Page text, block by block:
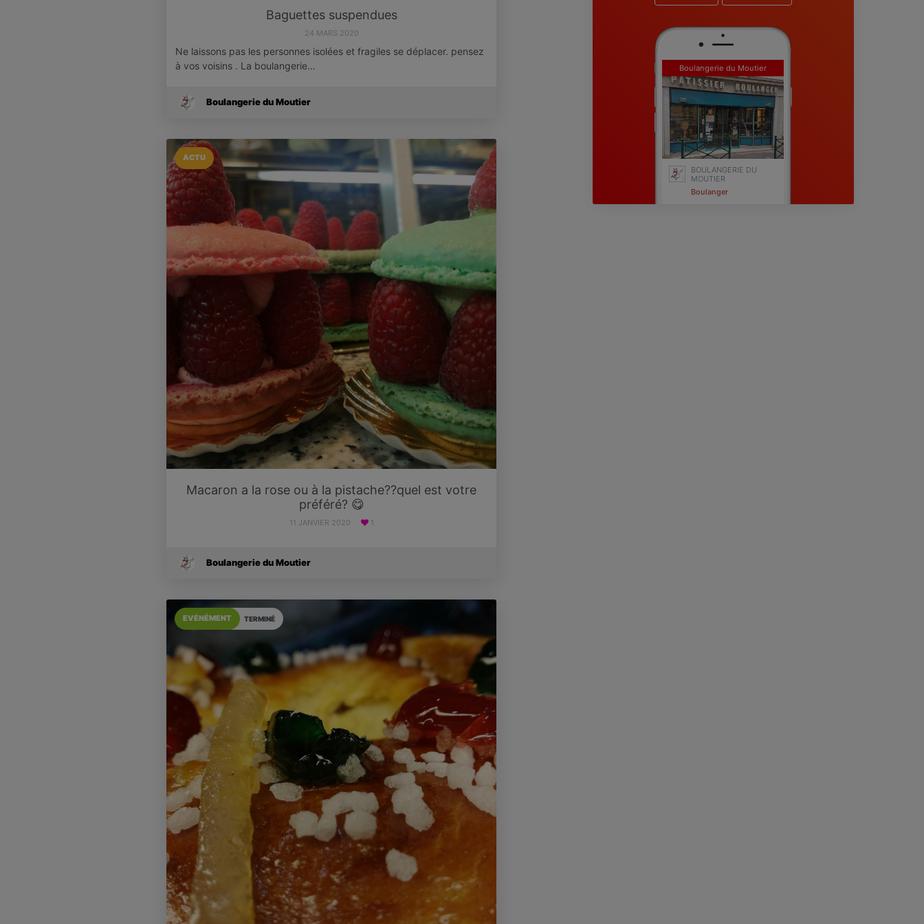
Baguettes suspendues
24 MARS 2020
Ne laissons pas les personnes isolées et fragiles se déplacer. pensez
à vos voisins . La boulangerie…
Boulangerie du Moutier
ACTU
Macaron a la rose ou à la pistache??quel est votre
préféré? 😋
11 JANVIER 2020 1
Boulangerie du Moutier
TERMINÉ
EVÉNÉMENT
Boulangerie du Moutier
BOULANGERIE DU
MOUTIER
Boulanger